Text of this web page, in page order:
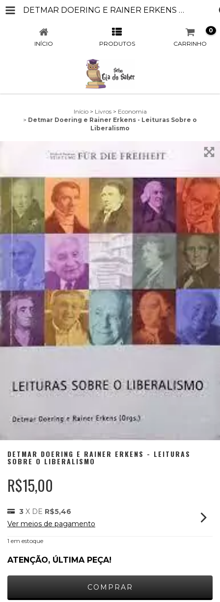
DETMAR DOERING E RAINER ERKENS - LEITURAS SOBRE O LIBERALISMO
INÍCIO PRODUTOS CARRINHO
0
Início > Livros > Economia
> Detmar Doering e Rainer Erkens - Leituras Sobre o
Liberalismo
DETMAR DOERING E RAINER ERKENS - LEITURAS
SOBRE O LIBERALISMO
R$15,00
3 X DE R$5,46
Ver meios de pagamento
1 em estoque
ATENÇÃO, ÚLTIMA PEÇA!